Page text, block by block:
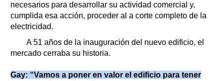
necesarios para desarrollar su actividad comercial y,
cumplida esa acción, proceder al a corte completo de la
electricidad.
A 51 años de la inauguración del nuevo edificio, el
mercado cerraba su historia.
Gay: “Vamos a poner en valor el edificio para tener